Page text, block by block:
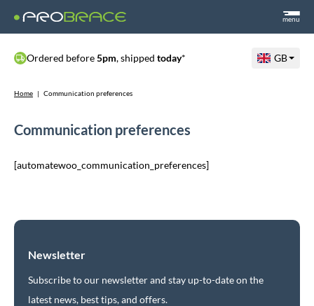
menu
Ordered before5pm, shipped today* GB
Home | Communication preferences
Communication preferences
[automatewoo_communication_preferences]
Newsletter
Subscribe to our newsletter and stay up-to-date on the
latest news, best tips, and offers.